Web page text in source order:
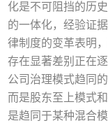
化是不可阻挡的历
的一体化，经验证
律制度的变革表明
存在显著差别正在
公司治理模式趋同
而是股东至上模式
是趋同于某种混合